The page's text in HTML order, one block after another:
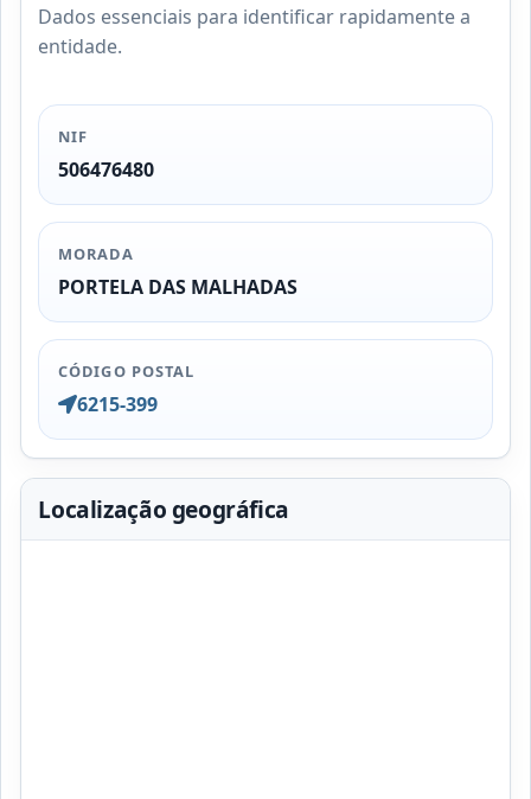
Dados essenciais para identificar rapidamente a
entidade.
NIF
506476480
MORADA
PORTELA DAS MALHADAS
CÓDIGO POSTAL
6215-399
Localização geográfica